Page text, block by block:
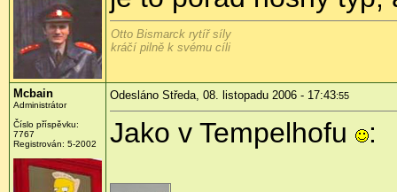
Otto Bismarck rytíř síly
kráčí pilně k svému cíli
Mcbain
Administrátor
Číslo příspěvku:
7767
Registrován: 5-2002
Odesláno Středa, 08. listopadu 2006 - 17:43:55
Jako v Tempelhofu :